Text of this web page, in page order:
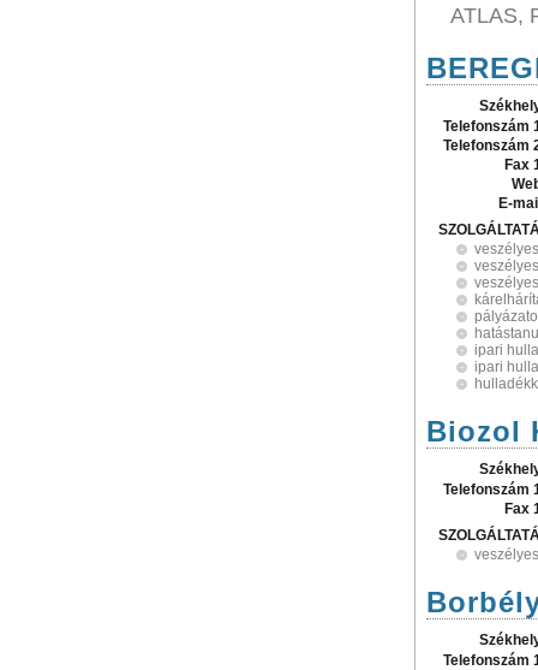
ATLAS,
Telefonszám
Telefonszám
Fax
E-
ipari
ipari
Biozol
Telefonszám
Fax
Telefonszám